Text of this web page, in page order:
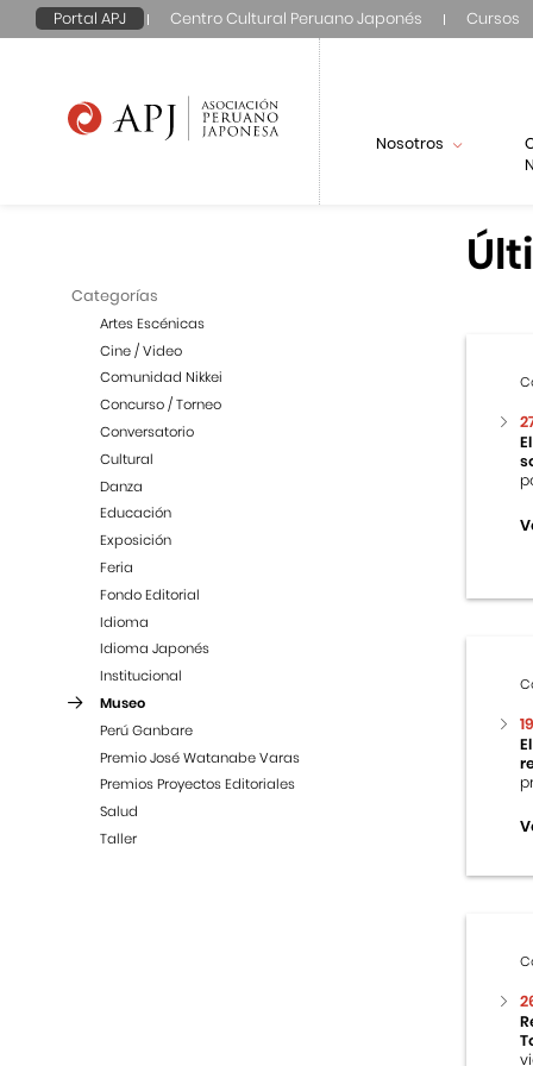
Portal APJ Centro Cultural Peruano Japonés Cursos
Nosotros
Categorías
Artes Escénicas
Cine / Video
Comunidad Nikkei
Concurso / Torneo
Conversatorio
Cultural
Danza
Educación
Exposición
Feria
Fondo Editorial
Idioma
Idioma Japonés
Institucional
Museo
Perú Ganbare
Premio José Watanabe Varas
Premios Proyectos Editoriales
Salud
Taller